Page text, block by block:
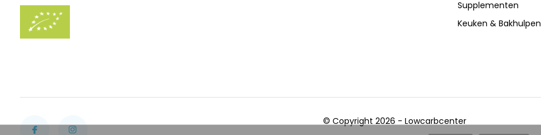
Supplementen
Keuken & Bakhulpen
© Copyright 2026 - Lowcarbcenter